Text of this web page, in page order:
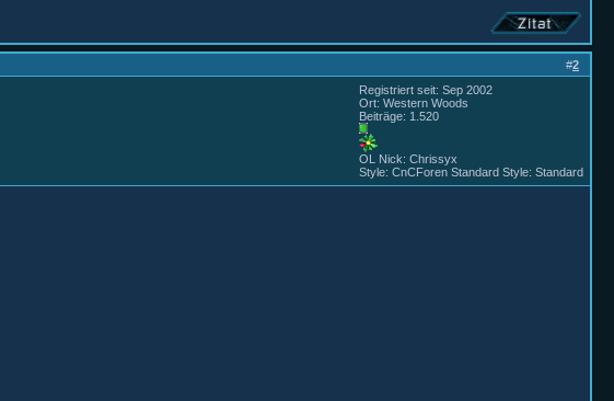
#2
Registriert seit: Sep 2002
Ort: Western Woods
Beiträge: 1.520
OL Nick: Chrissyx
Style: CnCForen Standard Style: Standard